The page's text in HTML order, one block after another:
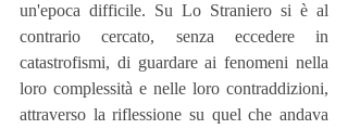
un'epoca difficile. Su Lo Straniero si è al
contrario cercato, senza eccedere in
catastrofismi, di guardare ai fenomeni nella
loro complessità e nelle loro contraddizioni,
attraverso la riflessione su quel che andava